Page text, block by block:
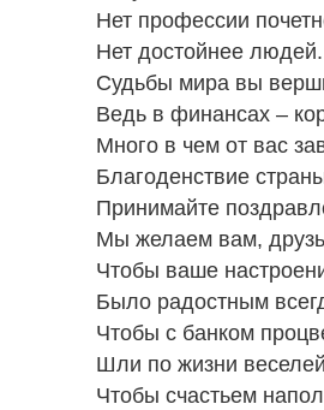
Нет профессии
Нет достойнее людей.
Судьбы мира вы
Ведь в финансах –
Много в чем от вас
Благоденствие
Принимайте
Мы желаем вам,
Чтобы ваше
Было радостным
Чтобы с банком
Шли по жизни
Чтобы счастьем